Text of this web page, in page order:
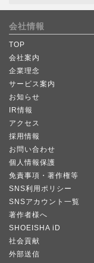
会社情報
TOP
会社案内
企業理念
サービス案内
お知らせ
IR情報
アクセス
採用情報
お問い合わせ
個人情報保護
免責事項・著作権等
SNS利用ポリシー
SNSアカウント一覧
著作者様へ
SHOEISHA iD
社会貢献
外部送信